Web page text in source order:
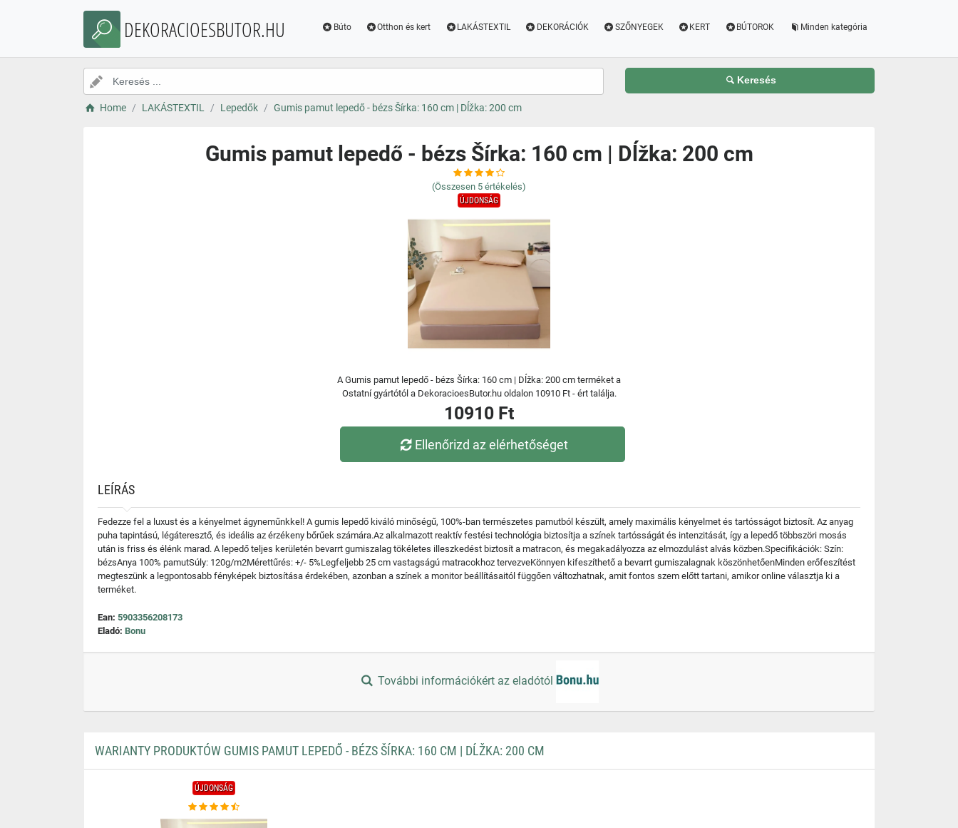
DEKORACIOESBUTOR.HU Búto Otthon és kert LAKÁSTEXTIL DEKORÁCIÓK SZŐNYEGEK KERT BÚTOROK Minden kategória
Keresés
Home LAKÁSTEXTIL Lepedők Gumis pamut lepedő - bézs Šírka: 160 cm | Dĺžka: 200 cm
Gumis pamut lepedő - bézs Šírka: 160 cm | Dĺžka: 200 cm
(Összesen 5 értékelés)
ÚJDONSÁG
A Gumis pamut lepedő - bézs Šírka: 160 cm | Dĺžka: 200 cm terméket a
Ostatní gyártótól a DekoracioesButor.hu oldalon 10910 Ft - ért találja.
10910 Ft
Ellenőrizd az elérhetőséget
LEÍRÁS
Fedezze fel a luxust és a kényelmet ágyneműnkkel! A gumis lepedő kiváló minőségű, 100%-ban természetes pamutból készült, amely maximális kényelmet és tartósságot biztosít. Az anyag
puha tapintású, légáteresztő, és ideális az érzékeny bőrűek számára.Az alkalmazott reaktív festési technológia biztosítja a színek tartósságát és intenzitását, így a lepedő többszöri mosás
után is friss és élénk marad. A lepedő teljes kerületén bevarrt gumiszalag tökéletes illeszkedést biztosít a matracon, és megakadályozza az elmozdulást alvás közben.Specifikációk: Szín:
bézsAnya 100% pamutSúly: 120g/m2Mérettűrés: +/- 5%Legfeljebb 25 cm vastagságú matracokhoz tervezveKönnyen kifeszíthető a bevarrt gumiszalagnak köszönhetőenMinden erőfeszítést
megteszünk a legpontosabb fényképek biztosítása érdekében, azonban a színek a monitor beállításaitól függően változhatnak, amit fontos szem előtt tartani, amikor online választja ki a
terméket.
Ean: 5903356208173
Eladó: Bonu
További információkért az eladótól
WARIANTY PRODUKTÓW GUMIS PAMUT LEPEDŐ - BÉZS ŠÍRKA: 160 CM | DĹŽKA: 200 CM
ÚJDONSÁG